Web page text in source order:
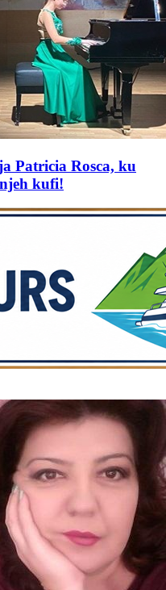
Patricia Rosca, ku
kufi!